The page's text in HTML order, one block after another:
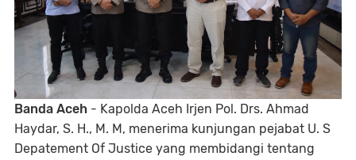
Banda Aceh - Kapolda Aceh Irjen Pol. Drs. Ahmad
Haydar, S. H., M. M, menerima kunjungan pejabat U. S
Depatement Of Justice yang membidangi tentang